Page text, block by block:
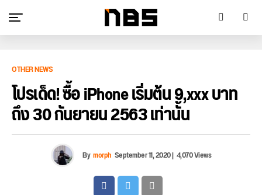
OTHER NEWS
โปรเด็ด! ซื้อ iPhone เริ่มต้น 9,xxx บาท
ถึง 30 กันยายน 2563 เท่านั้น
Bymorph September 11, 2020| 4,070 Views